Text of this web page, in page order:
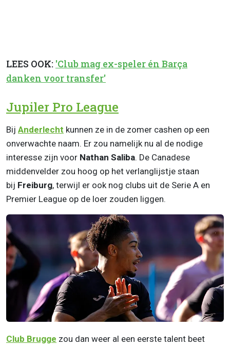
LEES OOK: 'Club mag ex-speler én Barça
danken voor transfer'
Jupiler Pro League
Bij Anderlecht kunnen ze in de zomer cashen op een
onverwachte naam. Er zou namelijk nu al de nodige
interesse zijn voor Nathan Saliba. De Canadese
middenvelder zou hoog op het verlanglijstje staan
bij Freiburg, terwijl er ook nog clubs uit de Serie A en
Premier League op de loer zouden liggen.
Club Brugge zou dan weer al een eerste talent beet